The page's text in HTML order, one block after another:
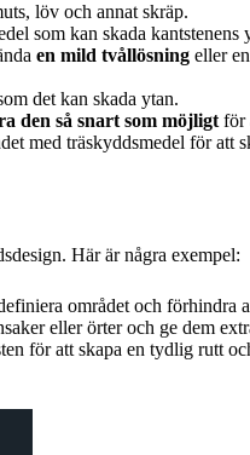
löv och annat skräp.
som kan skada kantstenens
en mild tvållösning eller
det kan skada ytan.
den så snart som möjligt för
med träskyddsmedel för att
Här är några exempel:
området och förhindra
eller örter och ge dem
för att skapa en tydlig rutt